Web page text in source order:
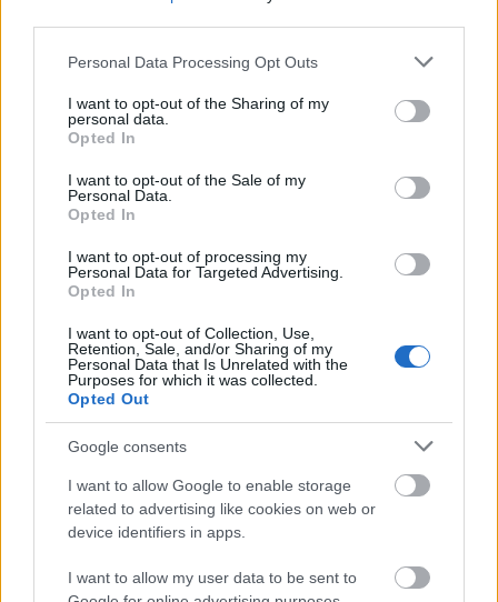
Please note that this website/app uses one or more Google
not limited to your visit or usage behaviour. You may click to
grant or deny consent to Google and its third-party tags to
use your data for below specified purposes in below Google
consent section.
Personal Data Processing Opt Outs
I want to opt-out of the Sharing of my
personal data.
Opted In
I want to opt-out of the Sale of my
Personal Data.
Opted In
I want to opt-out of processing my
Personal Data for Targeted Advertising.
Opted In
I want to opt-out of Collection, Use,
Retention, Sale, and/or Sharing of my
Personal Data that Is Unrelated with the
Purposes for which it was collected.
Opted Out
Google consents
I want to allow Google to enable storage
related to advertising like cookies on web or
device identifiers in apps.
I want to allow my user data to be sent to
Ironikus
stolzingimalter
Kovács Krisztián könyvét olvasom, A fény
pontosan, mire megy ki a játék, de gondolom, arra
még sor ...